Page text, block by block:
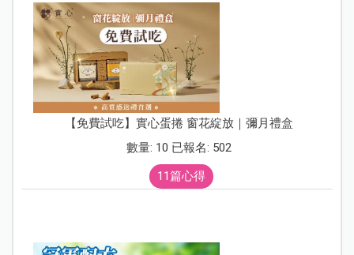
【免費試吃】實心蛋捲 窗花綻放｜彌月禮盒
數量: 10 已報名: 502
11篇心得